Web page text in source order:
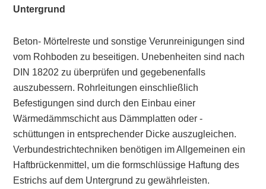
Untergrund
Beton- Mörtelreste und sonstige Verunreinigungen sind
vom Rohboden zu beseitigen. Unebenheiten sind nach
DIN 18202 zu überprüfen und gegebenenfalls
auszubessern. Rohrleitungen einschließlich
Befestigungen sind durch den Einbau einer
Wärmedämmschicht aus Dämmplatten oder -
schüttungen in entsprechender Dicke auszugleichen.
Verbundestrichtechniken benötigen im Allgemeinen ein
Haftbrückenmittel, um die formschlüssige Haftung des
Estrichs auf dem Untergrund zu gewährleisten.